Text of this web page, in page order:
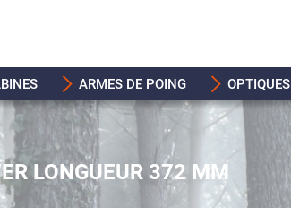
ARMES DE POING OPTIQUES
LONGUEUR 372 MM